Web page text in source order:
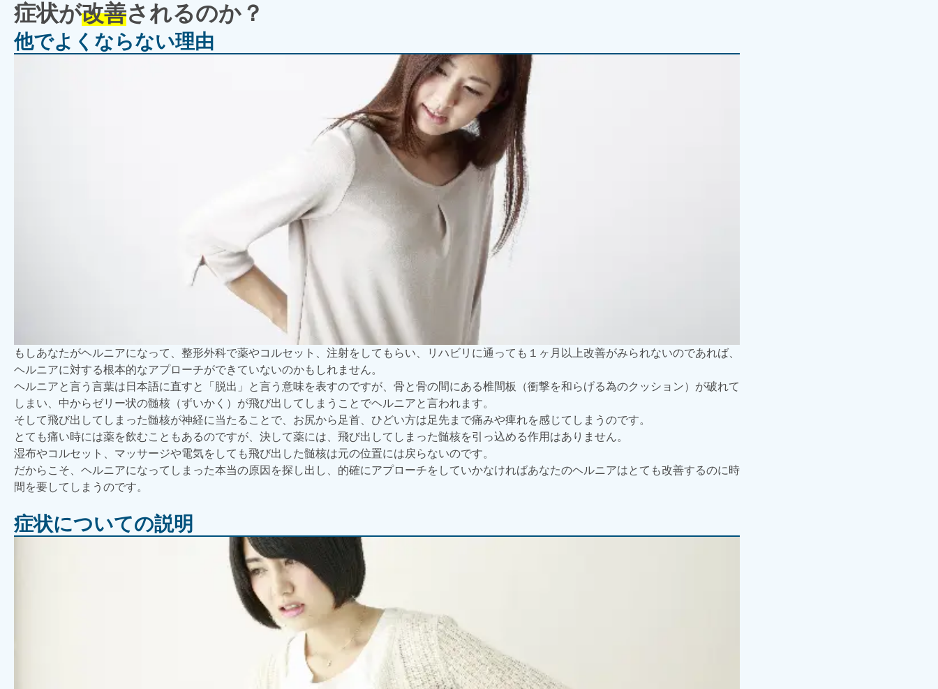
症状が改善されるのか？
他でよくならない理由
もしあなたがヘルニアになって、整形外科で薬やコルセット、注射をしてもらい、リハビリに通っても１ヶ月以上改善がみられないのであれば、
ヘルニアに対する根本的なアプローチができていないのかもしれません。
ヘルニアと言う言葉は日本語に直すと「脱出」と言う意味を表すのですが、骨と骨の間にある椎間板（衝撃を和らげる為のクッション）が破れて
しまい、中からゼリー状の髄核（ずいかく）が飛び出してしまうことでヘルニアと言われます。
そして飛び出してしまった髄核が神経に当たることで、お尻から足首、ひどい方は足先まで痛みや痺れを感じてしまうのです。
とても痛い時には薬を飲むこともあるのですが、決して薬には、飛び出してしまった髄核を引っ込める作用はありません。
湿布やコルセット、マッサージや電気をしても飛び出した髄核は元の位置には戻らないのです。
だからこそ、ヘルニアになってしまった本当の原因を探し出し、的確にアプローチをしていかなければあなたのヘルニアはとても改善するのに時
間を要してしまうのです。
症状についての説明